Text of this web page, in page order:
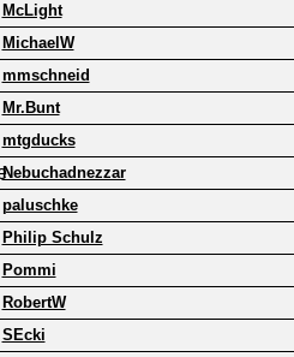
McLight
MichaelW
mmschneid
Mr.Bunt
mtgducks
Nebuchadnezzar
paluschke
Philip Schulz
Pommi
RobertW
SEcki